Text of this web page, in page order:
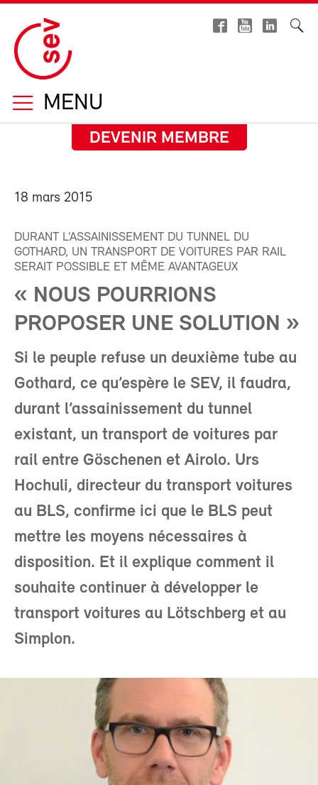
MENU
DEVENIR MEMBRE
18 mars 2015
DURANT L’ASSAINISSEMENT DU TUNNEL DU
GOTHARD, UN TRANSPORT DE VOITURES PAR RAIL
SERAIT POSSIBLE ET MÊME AVANTAGEUX
« NOUS POURRIONS
PROPOSER UNE SOLUTION »
Si le peuple refuse un deuxième tube au
Gothard, ce qu’espère le SEV, il faudra,
durant l’assainissement du tunnel
existant, un transport de voitures par
rail entre Göschenen et Airolo. Urs
Hochuli, directeur du transport voitures
au BLS, confirme ici que le BLS peut
mettre les moyens nécessaires à
disposition. Et il explique comment il
souhaite continuer à développer le
transport voitures au Lötschberg et au
Simplon.